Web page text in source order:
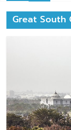
Great South